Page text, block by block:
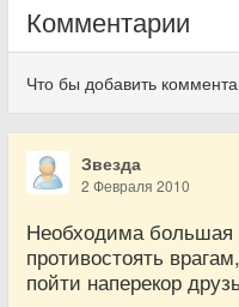
Комментарии
Что бы добавить
Звезда
2 Февраля 2010
Необходима большая
противостоять
пойти наперекор